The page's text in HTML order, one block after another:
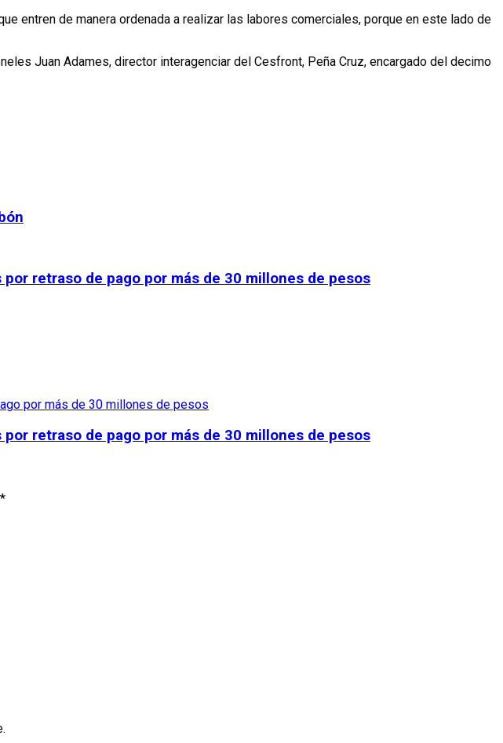
entren de manera ordenada a realizar las labores comerciales, porque en este lado de
Juan Adames, director interagenciar del Cesfront, Peña Cruz, encargado del decimo
retraso de pago por más de 30 millones de pesos
retraso de pago por más de 30 millones de pesos
*